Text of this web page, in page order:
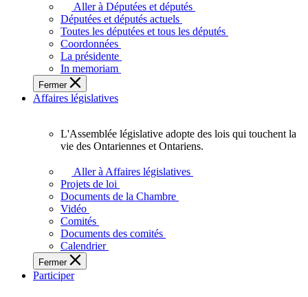
députés
vous
représentent
sein
de
l'Assemblée
législative
l'Ontario.
Aller à Députées et députés
Députées et députés actuels
Toutes les députées et tous les députés
Coordonnées
La présidente
In memoriam
Fermer
Affaires législatives
L'Assemblée
adopte
touchent
des
Ontariennes
et
L'Assemblée législative adopte des lois qui touchent la
vie des Ontariennes et Ontariens.
Aller à Affaires législatives
Projets de loi
Documents de la Chambre
Vidéo
Comités
Documents des comités
Calendrier
Fermer
Participer